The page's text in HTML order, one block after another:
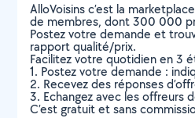
AlloVoisins c’est la
de membres, dont 300 000
Postez votre demande et
rapport qualité/prix.
Facilitez votre quotidien en 3
1. Postez votre demande :
2. Recevez des réponses
3. Echangez avec les offreurs
C’est gratuit et sans